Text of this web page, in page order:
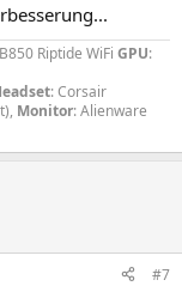
Riptide WiFi GPU:
: Corsair
Monitor: Alienware
#7